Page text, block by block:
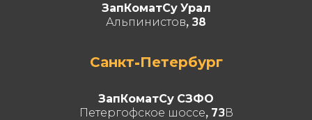
ЗапКоматСу Урал
Альпинистов, 38
Санкт-Петербург
ЗапКоматСу СЗФО
Петергофское шоссе, 73В